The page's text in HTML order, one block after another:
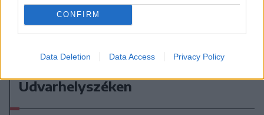
CONFIRM
Data Deletion Data Access Privacy Policy
2026. augusztus 07., péntek
Udvarhelyszéken